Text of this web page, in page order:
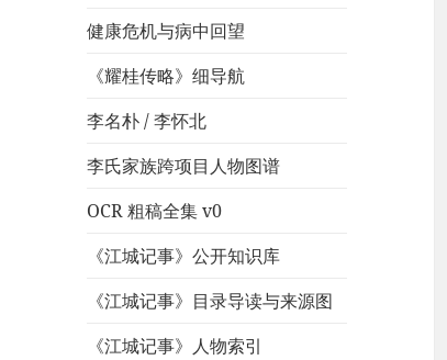
健康危机与病中回望
《耀桂传略》细导航
李名朴 / 李怀北
李氏家族跨项目人物图谱
OCR 粗稿全集 v0
《江城记事》公开知识库
《江城记事》目录导读与来源图
《江城记事》人物索引